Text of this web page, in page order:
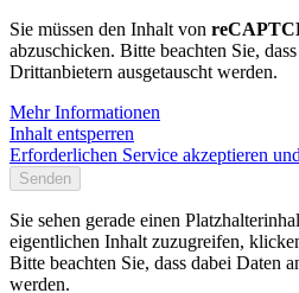
Sie müssen den Inhalt von
abzuschicken. Bitte beachten Sie,
Drittanbietern ausgetauscht werden.
Mehr Informationen
Inhalt entsperren
Erforderlichen Service akzeptieren
Senden
Sie sehen gerade einen
eigentlichen Inhalt zuzugreifen,
Bitte beachten Sie, dass dabei Daten
werden.